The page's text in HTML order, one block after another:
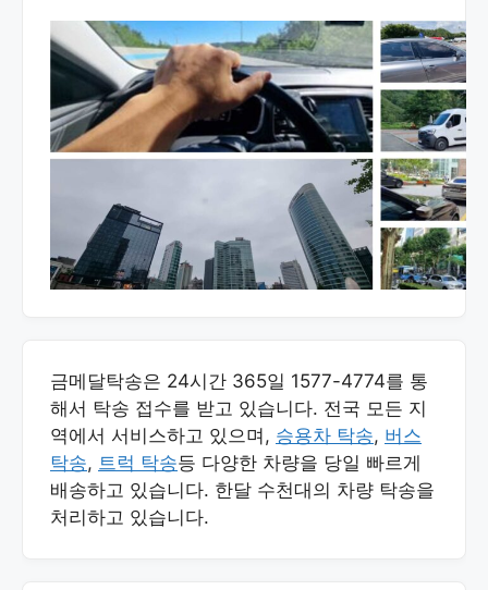
금메달탁송은 24시간 365일 1577-4774를 통
해서 탁송 접수를 받고 있습니다. 전국 모든 지
역에서 서비스하고 있으며, 승용차 탁송, 버스
탁송, 트럭 탁송등 다양한 차량을 당일 빠르게
배송하고 있습니다. 한달 수천대의 차량 탁송을
처리하고 있습니다.